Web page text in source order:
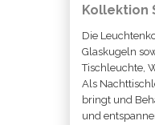
Kollektion
Die
Glaskugeln
Tischleuchte,
Als
bringt und
und